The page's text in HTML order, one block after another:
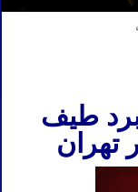
طیف
تهران